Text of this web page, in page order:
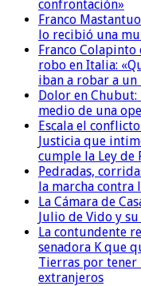
confrontación»
Franco
lo recibió una
Franco
robo en Italia:
iban a robar a un
Dolor en
medio de una
Escala el
Justicia que
cumple la Ley de
Pedradas,
la marcha contra
La Cámara de
Julio de Vido y
La contundente
senadora K que
Tierras por tener
extranjeros